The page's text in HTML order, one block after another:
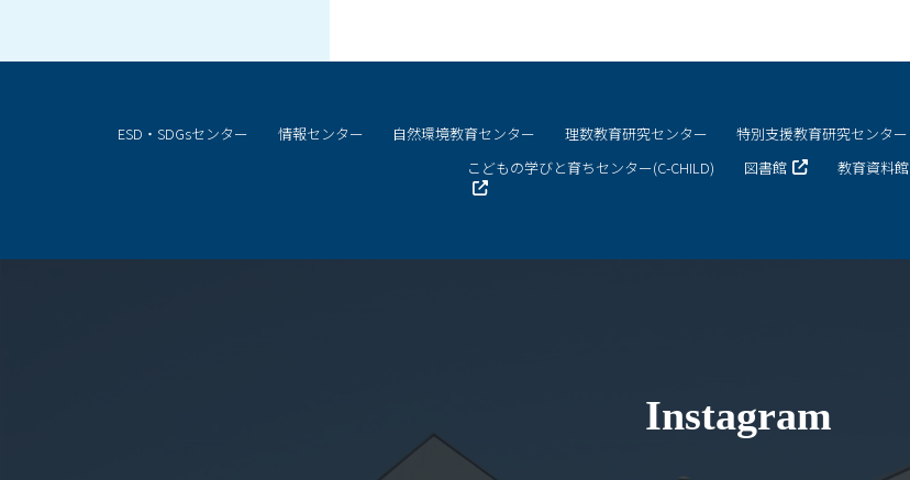
ESD・SDGsセンター 情報センター 自然環境教育センター 理数教育研究センター 特別支援教育研究センター
こどもの学びと育ちセンター(C-CHILD)
図書館 教育資料館
Instagram